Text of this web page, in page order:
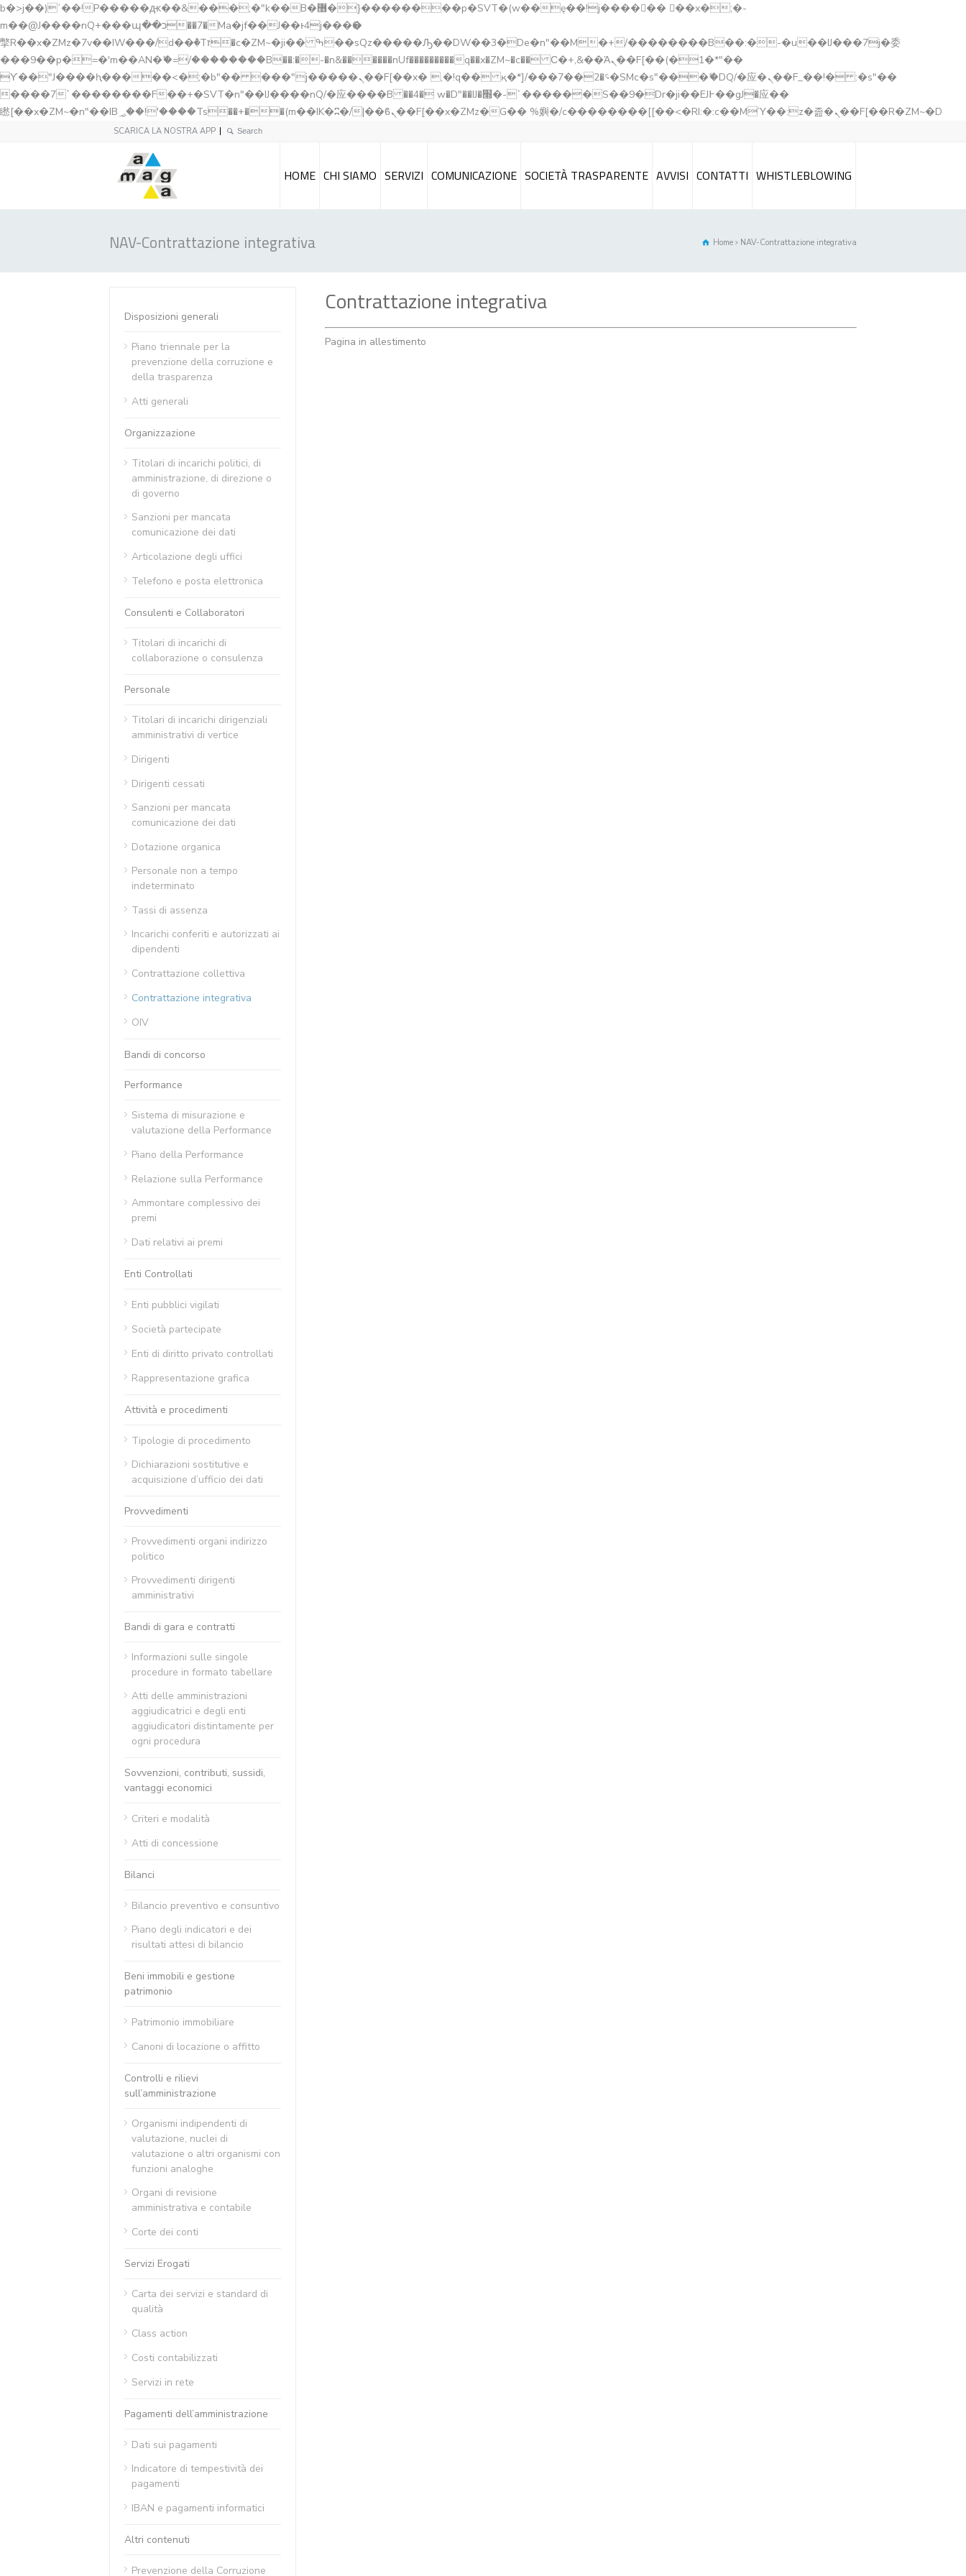
b�>j��)΄��!P�����ԫ��&���;�"k��B�޶�}��������p�SVT�(w��ę��!j������ ��x�;�-
m��@J����nQ+���պ��כ��7�Ma�jf��J��ͱ4j���Ѳ�
撆R��x�ZMz�7v��IW���/d��ٞ�Тז�c�ZM~�ji�� ߒ��sQz�����Ԡ��DW��3�De�n"��M�+/��������B��:�-�u��IJ���7j�委
���9��p�=�'m��AN�ޭ�=/��������B��:�-�n&������nUf���������q��x�ZM~�c�� Ϲ�+,&��Ὰܢ��F[��(�1�*"��
ϒ��"J����ԧ�����<�;�b"�� ���"j�����ܢ��F[��x� ,�!q�� қ�*]/���؝�2��7�SMc�s"���ޭ�DQ/�应�ܢ��F_��!� :�s"��
����7`��������F��+�SVT�n"��IJ����nQ/�应����B ��4� w�D"��IJ�׭�-`������S��9�Dr�ji��EJ߅��gJ�应��
矁[��x�ZM~�n"��IB؃��!'����Тѕ��+��(m��IK�ʭ�/|��ϐܢ��F[��x�ZMz�G�� %嬩�/c��������[[��<�RI:�:c��MΎ��:z�졾�ܢ��F[��R�ZM~�D
SCARICA LA NOSTRA APP
HOME CHI SIAMO SERVIZI COMUNICAZIONE SOCIETÀ TRASPARENTE AVVISI CONTATTI WHISTLEBLOWING
NAV-Contrattazione integrativa Home NAV-Contrattazione integrativa
Contrattazione integrativa
Pagina in allestimento
Disposizioni generali
Piano triennale per la
prevenzione della corruzione e
della trasparenza
Atti generali
Organizzazione
Titolari di incarichi politici, di
amministrazione, di direzione o
di governo
Sanzioni per mancata
comunicazione dei dati
Articolazione degli uffici
Telefono e posta elettronica
Consulenti e Collaboratori
Titolari di incarichi di
collaborazione o consulenza
Personale
Titolari di incarichi dirigenziali
amministrativi di vertice
Dirigenti
Dirigenti cessati
Sanzioni per mancata
comunicazione dei dati
Dotazione organica
Personale non a tempo
indeterminato
Tassi di assenza
Incarichi conferiti e autorizzati ai
dipendenti
Contrattazione collettiva
Contrattazione integrativa
OIV
Bandi di concorso
Performance
Sistema di misurazione e
valutazione della Performance
Piano della Performance
Relazione sulla Performance
Ammontare complessivo dei
premi
Dati relativi ai premi
Enti Controllati
Enti pubblici vigilati
Società partecipate
Enti di diritto privato controllati
Rappresentazione grafica
Attività e procedimenti
Tipologie di procedimento
Dichiarazioni sostitutive e
acquisizione d’ufficio dei dati
Provvedimenti
Provvedimenti organi indirizzo
politico
Provvedimenti dirigenti
amministrativi
Bandi di gara e contratti
Informazioni sulle singole
procedure in formato tabellare
Atti delle amministrazioni
aggiudicatrici e degli enti
aggiudicatori distintamente per
ogni procedura
Sovvenzioni, contributi, sussidi,
vantaggi economici
Criteri e modalità
Atti di concessione
Bilanci
Bilancio preventivo e consuntivo
Piano degli indicatori e dei
risultati attesi di bilancio
Beni immobili e gestione
patrimonio
Patrimonio immobiliare
Canoni di locazione o affitto
Controlli e rilievi
sull’amministrazione
Organismi indipendenti di
valutazione, nuclei di
valutazione o altri organismi con
funzioni analoghe
Organi di revisione
amministrativa e contabile
Corte dei conti
Servizi Erogati
Carta dei servizi e standard di
qualità
Class action
Costi contabilizzati
Servizi in rete
Pagamenti dell’amministrazione
Dati sui pagamenti
Indicatore di tempestività dei
pagamenti
IBAN e pagamenti informatici
Altri contenuti
Prevenzione della Corruzione